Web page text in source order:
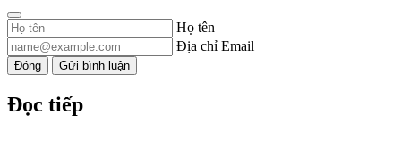
Họ tên
Địa chỉ Email
Đóng Gửi bình luận
Đọc tiếp